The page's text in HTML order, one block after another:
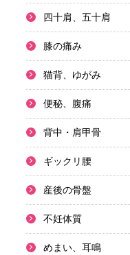
四十肩、五十肩
膝の痛み
猫背、ゆがみ
便秘、腹痛
背中・肩甲骨
ギックリ腰
産後の骨盤
不妊体質
めまい、耳鳴